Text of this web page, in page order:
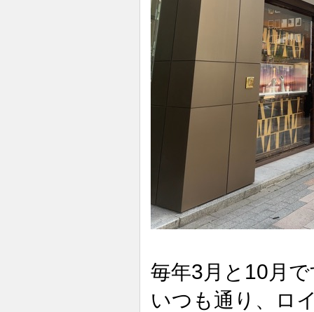
毎年3月と 10月
いつも通り、ロ